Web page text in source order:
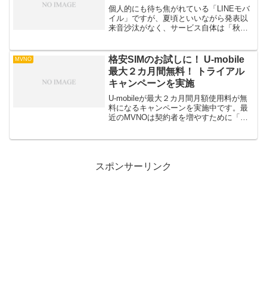
個人的にも待ち焦がれている「LINEモバ
イル」ですが、夏頃といいながら発表以
来音沙汰がなく、サービス自体は「秋
頃とのことですが、これまた「夏頃」と
は曖昧な・・・端末など...
MVNO
格安SIMのお試しに！ U-mobile
最大２カ月間無料！ トライアル
キャンペーンを実施
U-mobileが最大２カ月間月額使用料が無
料になるキャンペーンを実施中です。最
近のMVNOは契約者を増やすために「〇
スポンサーリンク